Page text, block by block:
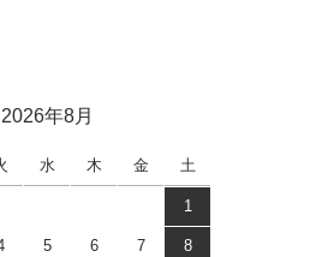
2026年8月
水 木 金 土
1
5 6 7 8